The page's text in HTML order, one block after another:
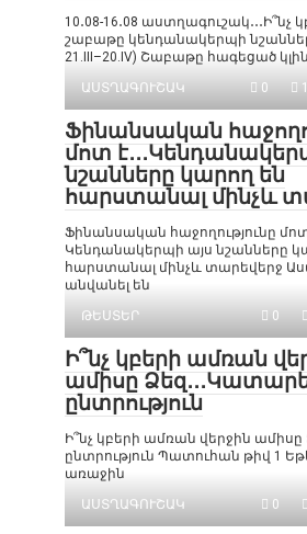
10․08-16․08 աստղագուշակ․․․Ի՞նչ
շաբաթը կենդանակերպի
21.III–20.IV) Շաբաթը հագեցած
ԱՍՏՂԱԳՈՒՇԱԿ
0
Ֆինանսական
մոտ
նշանները կարող են
հարստանալ մինչև
Ֆինանսական հաջողությունը մոտ
Կենդանակերպի այս նշանները
հարստանալ մինչև տարեվերջ
անվանել են
ԹԵՍՏԵՐ
0
Ի՞նչ կբերի ամռան
ամիսը
ընտրություն
Ի՞նչ կբերի ամռան վերջին
ընտրություն Պատուհան թիվ 1
առաջին
ԱՍՏՂԱԳՈՒՇԱԿ
0